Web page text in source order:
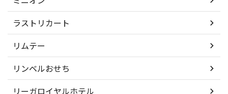
ラストリカート
リムテー
リンベルおせち
リーガロイヤルホテル